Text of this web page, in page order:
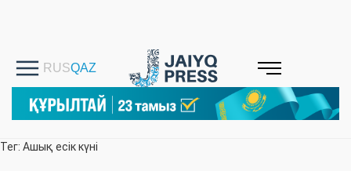
Тег: Ашық есік күні